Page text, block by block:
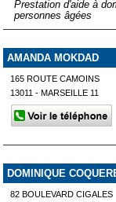
Prestation d'aide à
personnes âgées
AMANDA MOKDAD
165 ROUTE CAMOINS
13011 - MARSEILLE 11
DOMINIQUE
82 BOULEVARD CIGALES